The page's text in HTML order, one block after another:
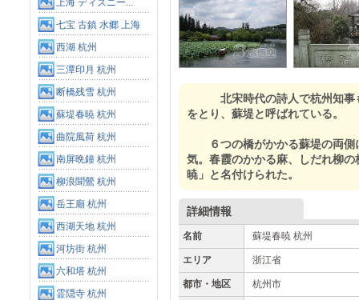
上海 ディズニー...
七宝 古鎮 水郷 上海
西湖 杭州
三潭印月 杭州
断橋残雪 杭州
蘇堤春暁 杭州
曲院風荷 杭州
南屏晩鐘 杭州
柳浪聞鶯 杭州
岳王廟 杭州
西湖天地 杭州
河坊街 杭州
六和塔 杭州
霊隠寺 杭州
北宋時代の詩人で杭州知事
をとり、蘇堤と呼ばれている。
６つの橋がかかる蘇堤の両側
気。春霞のかかる麻、しだれ柳
暁」と名付けられた。
詳細情報
名前 蘇堤春暁 杭州
エリア 浙江省
都市・地区 杭州市